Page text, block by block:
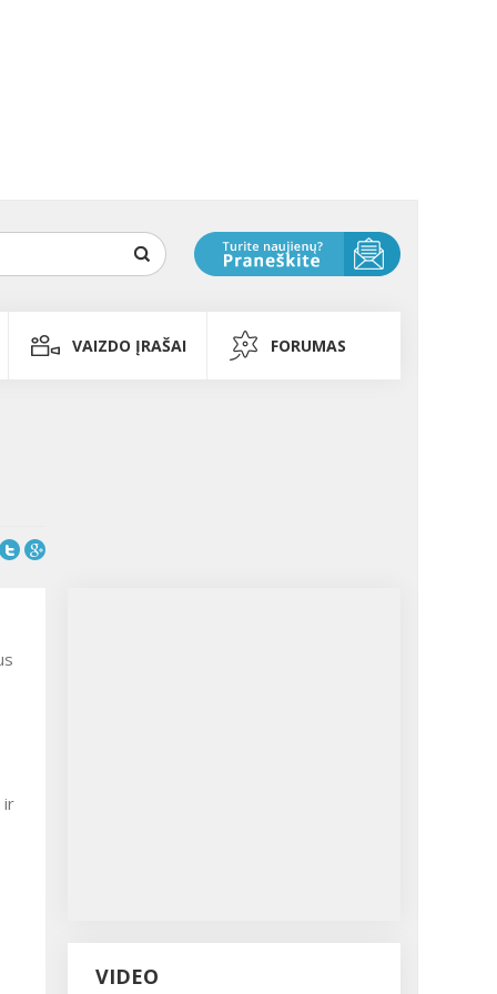
VAIZDO ĮRAŠAI FORUMAS
ir
VIDEO